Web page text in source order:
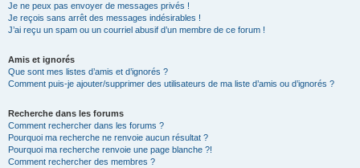
Je ne peux pas envoyer de messages privés !
Je reçois sans arrêt des messages indésirables !
J’ai reçu un spam ou un courriel abusif d’un membre de ce forum !
Amis et ignorés
Que sont mes listes d’amis et d’ignorés ?
Comment puis-je ajouter/supprimer des utilisateurs de ma liste d’amis ou d’ignorés ?
Recherche dans les forums
Comment rechercher dans les forums ?
Pourquoi ma recherche ne renvoie aucun résultat ?
Pourquoi ma recherche renvoie une page blanche ?!
Comment rechercher des membres ?